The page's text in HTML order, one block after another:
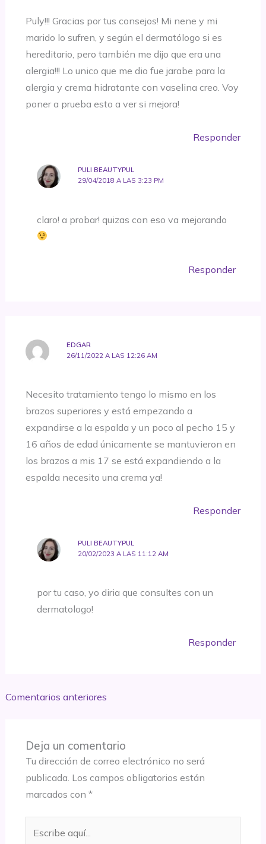
Puly!!! Gracias por tus consejos! Mi nene y mi
marido lo sufren, y según el dermatólogo si es
hereditario, pero también me dijo que era una
alergia!!! Lo unico que me dio fue jarabe para la
alergia y crema hidratante con vaselina creo. Voy
poner a prueba esto a ver si mejora!
Responder
PULI BEAUTYPUL
29/04/2018 A LAS 3:23 PM
claro! a probar! quizas con eso va mejorando
Responder
EDGAR
26/11/2022 A LAS 12:26 AM
Necesito tratamiento tengo lo mismo en los
brazos superiores y está empezando a
expandirse a la espalda y un poco al pecho 15 y
16 años de edad únicamente se mantuvieron en
los brazos a mis 17 se está expandiendo a la
espalda necesito una crema ya!
Responder
PULI BEAUTYPUL
20/02/2023 A LAS 11:12 AM
por tu caso, yo diria que consultes con un
dermatologo!
Responder
Comentarios
Comentarios anteriores
Deja un comentario
Tu dirección de correo electrónico no será
publicada. Los campos obligatorios están
marcados con *